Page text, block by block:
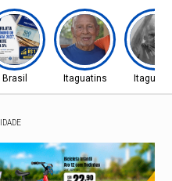
Brasil Itaguatins